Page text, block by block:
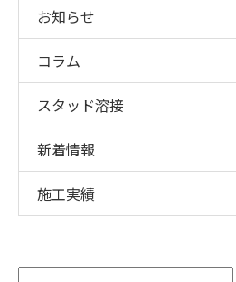
お知らせ
コラム
スタッド溶接
新着情報
施工実績